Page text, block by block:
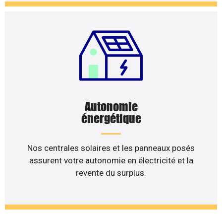
Autonomie
énergétique
Nos centrales solaires et les panneaux posés
assurent votre autonomie en électricité et la
revente du surplus.